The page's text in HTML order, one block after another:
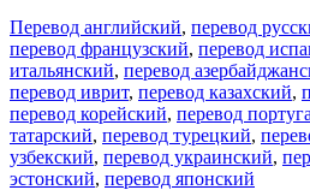
Перевод английский, перевод
перевод французский, перевод
итальянский, перевод
перевод иврит, перевод казахский,
перевод корейский, перевод
татарский, перевод турецкий,
узбекский, перевод украинский,
эстонский, перевод японский